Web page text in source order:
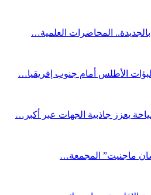
الأطلس أمام جنوب إفريقيا…
يعزز جاذبية الجهات عبر أكبر…
ماجنيت” المجمعة…